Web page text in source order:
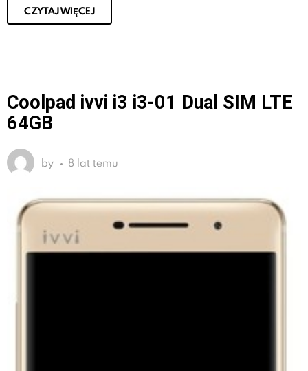
CZYTAJ WIĘCEJ
Coolpad ivvi i3 i3-01 Dual SIM LTE
64GB
by 8 lat temu